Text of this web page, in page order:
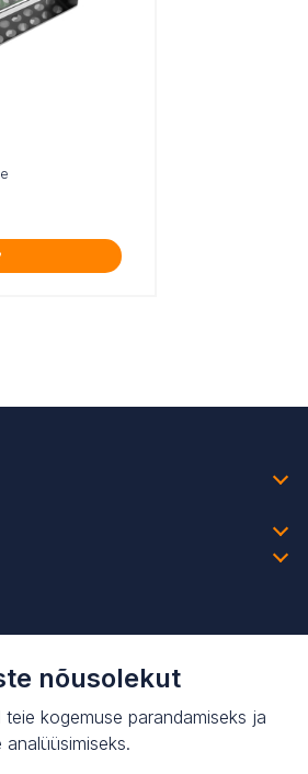
nõusolekut
kogemuse parandamiseks ja